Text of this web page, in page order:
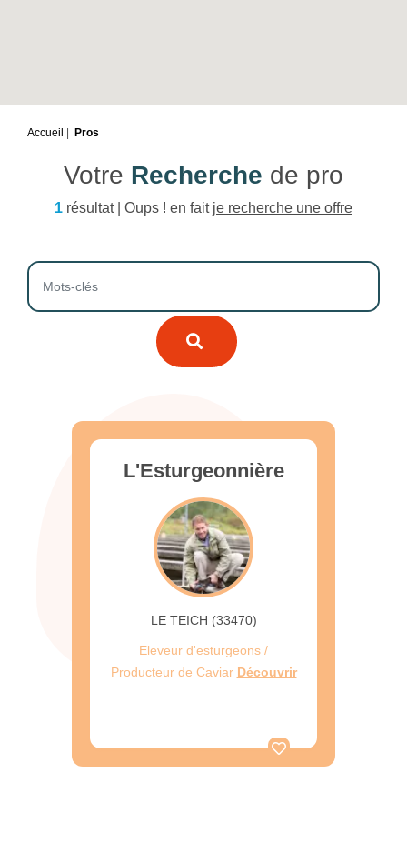
Accueil Pros
Votre Recherche de pro
1 résultat | Oups ! en fait je recherche une offre
L'Esturgeonnière
LE TEICH (33470)
Eleveur d'esturgeons /
Producteur de Caviar Découvrir